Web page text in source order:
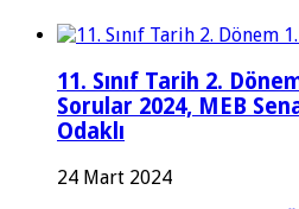
11. Sınıf Tarih 2.
Sorular 2024, MEB
Odaklı
24 Mart 2024